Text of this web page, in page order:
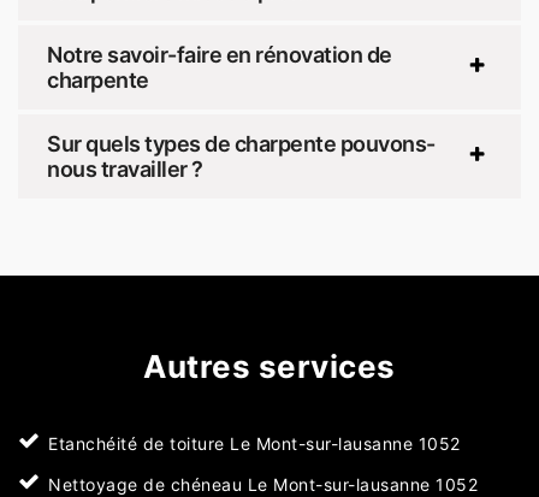
Notre savoir-faire en rénovation de
charpente
Sur quels types de charpente pouvons-
nous travailler ?
Autres services
Etanchéité de toiture Le Mont-sur-lausanne 1052
Nettoyage de chéneau Le Mont-sur-lausanne 1052